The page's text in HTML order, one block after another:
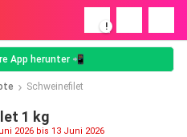
!
App herunter 📲
Schweinefilet
1 kg
2026 bis 13 Juni 2026